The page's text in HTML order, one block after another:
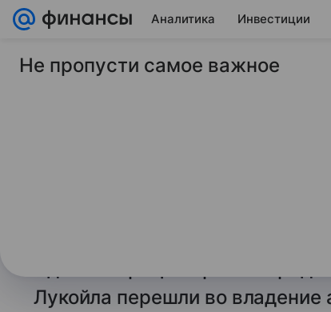
Аналитика Инвестиции
19 ноября 2025 Финансы Mail
Лукойла перешли во владение
Не пропусти самое важное